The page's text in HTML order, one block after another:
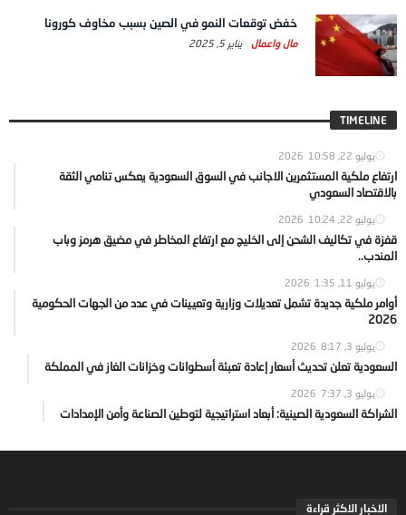
خفض توقعات النمو في الصين بسبب مخاوف كورونا
مال واعمال يناير 5, 2025
TIMELINE
يوليو 22, 2026 10:58
ارتفاع ملكية المستثمرين الاجانب في السوق السعودية يعكس تنامي الثقة
بالاقتصاد السعودي
يوليو 22, 2026 10:24
قفزة في تكاليف الشحن إلى الخليج مع ارتفاع المخاطر في مضيق هرمز وباب
المندب..
يوليو 11, 2026 1:35
أوامر ملكية جديدة تشمل تعديلات وزارية وتعيينات في عدد من الجهات الحكومية
2026
يوليو 3, 2026 8:17
السعودية تعلن تحديث أسعار إعادة تعبئة أسطوانات وخزانات الغاز في المملكة
يوليو 3, 2026 7:37
الشراكة السعودية الصينية: أبعاد استراتيجية لتوطين الصناعة وأمن الإمدادات
الاخبار الاكثر قراءة